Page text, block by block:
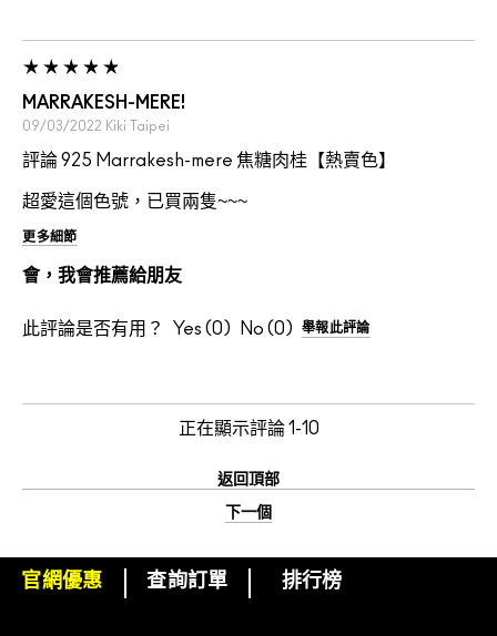
MARRAKESH-MERE!
09/03/2022 Kiki Taipei
評論 925 Marrakesh-mere 焦糖肉桂【熱賣色】
超愛這個色號，已買兩隻~~~
更多細節
會，我會推薦給朋友
此評論是否有用？ 0 0 舉報此評論
正在顯示評論1-10
返回頂部
下一個
下單即可挑選精美小贈品！
官網優惠 查詢訂單 排行榜